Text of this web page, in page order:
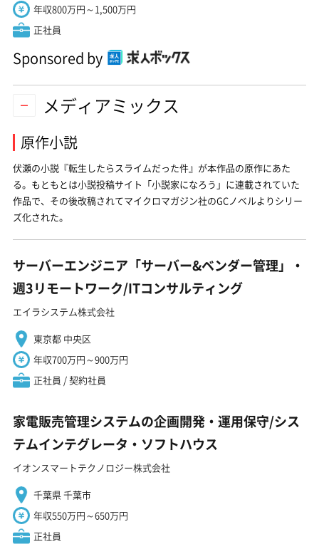
年収800万円～1,500万円
正社員
Sponsored by
メディアミックス
原作小説
伏瀬の小説『転生したらスライムだった件』が本作品の原作にあた
る。もともとは小説投稿サイト「小説家になろう」に連載されていた
作品で、その後改稿されてマイクロマガジン社のGCノベルよりシリー
ズ化された。
サーバーエンジニア「サーバー&ベンダー管理」・
週3リモートワーク/ITコンサルティング
エイラシステム株式会社
東京都 中央区
年収700万円～900万円
正社員 / 契約社員
家電販売管理システムの企画開発・運用保守/シス
テムインテグレータ・ソフトハウス
イオンスマートテクノロジー株式会社
千葉県 千葉市
年収550万円～650万円
正社員